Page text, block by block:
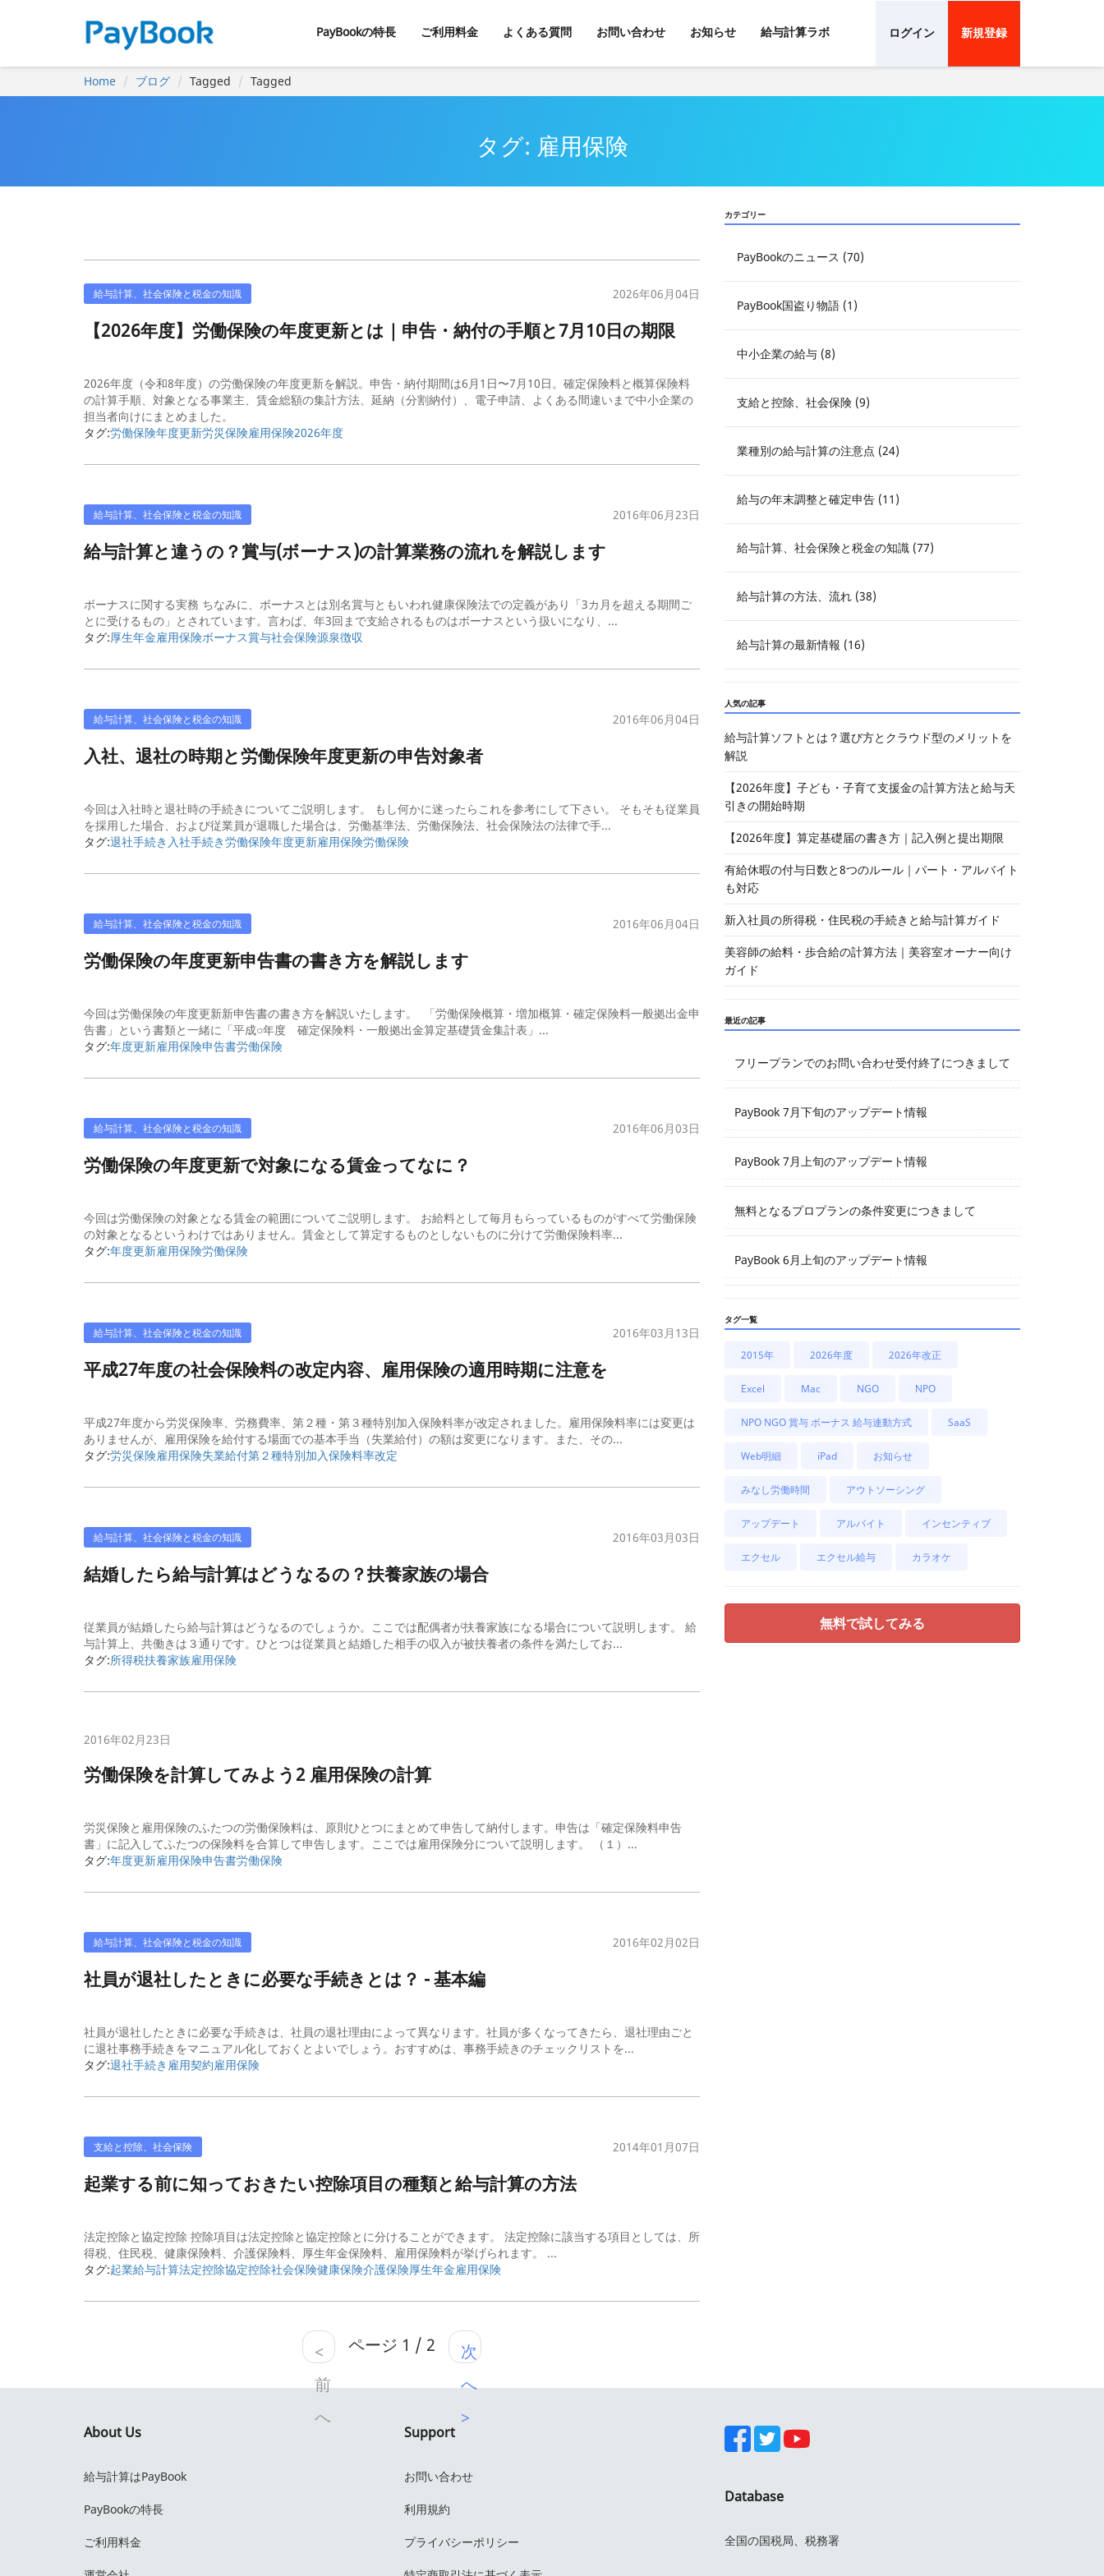
PayBookの特長 ご利用料金 よくある質問 お問い合わせ お知らせ 給与計算ラボ ログイン 新規登録
Home ブログ Tagged Tagged
タグ: 雇用保険
給与計算、社会保険と税金の知識 2026年06月04日
【2026年度】労働保険の年度更新とは｜申告・納付の手順と7月10日の期限
2026年度（令和8年度）の労働保険の年度更新を解説。申告・納付期間は6月1日〜7月10日。確定保険料と概算保険料
の計算手順、対象となる事業主、賃金総額の集計方法、延納（分割納付）、電子申請、よくある間違いまで中小企業の
担当者向けにまとめました。
タグ:労働保険年度更新労災保険雇用保険2026年度
給与計算、社会保険と税金の知識 2016年06月23日
給与計算と違うの？賞与(ボーナス)の計算業務の流れを解説します
ボーナスに関する実務 ちなみに、ボーナスとは別名賞与ともいわれ健康保険法での定義があり「3カ月を超える期間ご
とに受けるもの」とされています。言わば、年3回まで支給されるものはボーナスという扱いになり、...
タグ:厚生年金雇用保険ボーナス賞与社会保険源泉徴収
給与計算、社会保険と税金の知識 2016年06月04日
入社、退社の時期と労働保険年度更新の申告対象者
今回は入社時と退社時の手続きについてご説明します。 もし何かに迷ったらこれを参考にして下さい。 そもそも従業員
を採用した場合、および従業員が退職した場合は、労働基準法、労働保険法、社会保険法の法律で手...
タグ:退社手続き 入社手続き労働保険年度更新雇用保険労働保険
給与計算、社会保険と税金の知識 2016年06月04日
労働保険の年度更新申告書の書き方を解説します
今回は労働保険の年度更新新申告書の書き方を解説いたします。 「労働保険概算・増加概算・確定保険料一般拠出金申
告書」という書類と一緒に「平成○年度 確定保険料・一般拠出金算定基礎賃金集計表」...
タグ:年度更新雇用保険申告書労働保険
給与計算、社会保険と税金の知識 2016年06月03日
労働保険の年度更新で対象になる賃金ってなに？
今回は労働保険の対象となる賃金の範囲についてご説明します。 お給料として毎月もらっているものがすべて労働保険
の対象となるというわけではありません。賃金として算定するものとしないものに分けて労働保険料率...
タグ:年度更新雇用保険労働保険
給与計算、社会保険と税金の知識 2016年03月13日
平成27年度の社会保険料の改定内容、雇用保険の適用時期に注意を
平成27年度から労災保険率、労務費率、第２種・第３種特別加入保険料率が改定されました。雇用保険料率には変更は
ありませんが、雇用保険を給付する場面での基本手当（失業給付）の額は変更になります。また、その...
タグ:労災保険雇用保険失業給付第２種特別加入保険料率改定
給与計算、社会保険と税金の知識 2016年03月03日
結婚したら給与計算はどうなるの？扶養家族の場合
従業員が結婚したら給与計算はどうなるのでしょうか。ここでは配偶者が扶養家族になる場合について説明します。 給
与計算上、共働きは３通りです。ひとつは従業員と結婚した相手の収入が被扶養者の条件を満たしてお...
タグ:所得税扶養家族雇用保険
2016年02月23日
労働保険を計算してみよう2 雇用保険の計算
労災保険と雇用保険のふたつの労働保険料は、原則ひとつにまとめて申告して納付します。申告は「確定保険料申告
書」に記入してふたつの保険料を合算して申告します。ここでは雇用保険分について説明します。 （１）...
タグ:年度更新雇用保険申告書労働保険
給与計算、社会保険と税金の知識 2016年02月02日
社員が退社したときに必要な手続きとは？ - 基本編
社員が退社したときに必要な手続きは、社員の退社理由によって異なります。社員が多くなってきたら、退社理由ごと
に退社事務手続きをマニュアル化しておくとよいでしょう。おすすめは、事務手続きのチェックリストを...
タグ:退社手続き 雇用契約雇用保険
支給と控除、社会保険 2014年01月07日
起業する前に知っておきたい控除項目の種類と給与計算の方法
法定控除と協定控除 控除項目は法定控除と協定控除とに分けることができます。 法定控除に該当する項目としては、所
得税、住民税、健康保険料、介護保険料、厚生年金保険料、雇用保険料が挙げられます。 ...
タグ:起業給与計算法定控除協定控除社会保険健康保険介護保険厚生年金雇用保険
<
前
へ
ページ 1 / 2
次
へ
>
カテゴリー
PayBookのニュース (70)
PayBook国盗り物語 (1)
中小企業の給与 (8)
支給と控除、社会保険 (9)
業種別の給与計算の注意点 (24)
給与の年末調整と確定申告 (11)
給与計算、社会保険と税金の知識 (77)
給与計算の方法、流れ (38)
給与計算の最新情報 (16)
人気の記事
給与計算ソフトとは？選び方とクラウド型のメリットを
解説
【2026年度】子ども・子育て支援金の計算方法と給与天
引きの開始時期
【2026年度】算定基礎届の書き方｜記入例と提出期限
有給休暇の付与日数と8つのルール｜パート・アルバイト
も対応
新入社員の所得税・住民税の手続きと給与計算ガイド
美容師の給料・歩合給の計算方法｜美容室オーナー向け
ガイド
最近の記事
フリープランでのお問い合わせ受付終了につきまして
PayBook 7月下旬のアップデート情報
PayBook 7月上旬のアップデート情報
無料となるプロプランの条件変更につきまして
PayBook 6月上旬のアップデート情報
タグ一覧
2015年 2026年度 2026年改正
Excel Mac NGO NPO
NPO NGO 賞与 ボーナス 給与連動方式 SaaS
Web明細 iPad お知らせ
みなし労働時間 アウトソーシング
アップデート アルバイト インセンティブ
エクセル エクセル給与 カラオケ
無料で試してみる
About Us
給与計算はPayBook
PayBookの特長
ご利用料金
Support
お問い合わせ
利用規約
プライバシーポリシー
Database
全国の国税局、税務署